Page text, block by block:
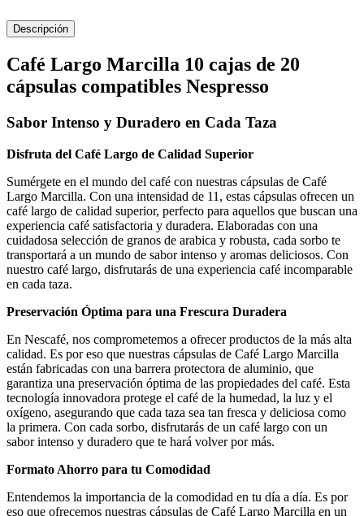
Descripción
Café Largo Marcilla 10 cajas de 20
cápsulas compatibles Nespresso
Sabor Intenso y Duradero en Cada Taza
Disfruta del Café Largo de Calidad Superior
Sumérgete en el mundo del café con nuestras cápsulas de Café
Largo Marcilla. Con una intensidad de 11, estas cápsulas ofrecen un
café largo de calidad superior, perfecto para aquellos que buscan una
experiencia café satisfactoria y duradera. Elaboradas con una
cuidadosa selección de granos de arabica y robusta, cada sorbo te
transportará a un mundo de sabor intenso y aromas deliciosos. Con
nuestro café largo, disfrutarás de una experiencia café incomparable
en cada taza.
Preservación Óptima para una Frescura Duradera
En Nescafé, nos comprometemos a ofrecer productos de la más alta
calidad. Es por eso que nuestras cápsulas de Café Largo Marcilla
están fabricadas con una barrera protectora de aluminio, que
garantiza una preservación óptima de las propiedades del café. Esta
tecnología innovadora protege el café de la humedad, la luz y el
oxígeno, asegurando que cada taza sea tan fresca y deliciosa como
la primera. Con cada sorbo, disfrutarás de un café largo con un
sabor intenso y duradero que te hará volver por más.
Formato Ahorro para tu Comodidad
Entendemos la importancia de la comodidad en tu día a día. Es por
eso que ofrecemos nuestras cápsulas de Café Largo Marcilla en un